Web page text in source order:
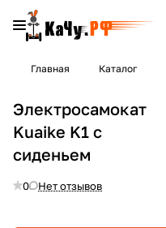
Главная Каталог
Электросамокат
Kuaike K1 с
сиденьем
0 Нет отзывов